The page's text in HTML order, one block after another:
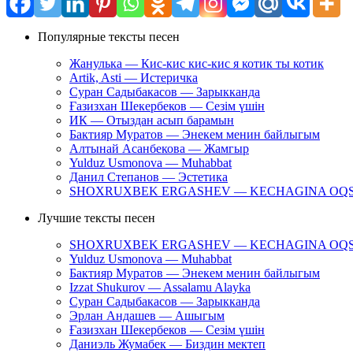
Популярные тексты песен
Жанулька — Кис-кис кис-кис я котик ты котик
Artik, Asti — Истеричка
Суран Садыбакасов — Зарыкканда
Ғазизхан Шекербеков — Сезім үшін
ИК — Отыздан асып барамын
Бактияр Муратов — Энекем менин байлыгым
Алтынай Асанбекова — Жамгыр
Yulduz Usmonova — Muhabbat
Данил Степанов — Эстетика
SHOXRUXBEK ERGASHEV — KECHAGINA
Лучшие тексты песен
SHOXRUXBEK ERGASHEV — KECHAGINA
Yulduz Usmonova — Muhabbat
Бактияр Муратов — Энекем менин байлыгым
Izzat Shukurov — Assalamu Alayka
Суран Садыбакасов — Зарыкканда
Эрлан Андашев — Ашыгым
Ғазизхан Шекербеков — Сезім үшін
Даниэль Жумабек — Биздин мектеп